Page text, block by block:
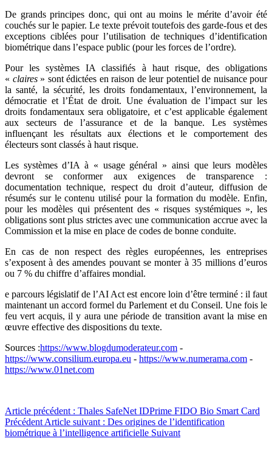
De grands principes donc, qui ont au moins le mérite d’avoir été
couchés sur le papier. Le texte prévoit toutefois des garde-fous et des
exceptions ciblées pour l’utilisation de techniques d’identification
biométrique dans l’espace public (pour les forces de l’ordre).
Pour les systèmes IA classifiés à haut risque, des obligations
« claires» sont édictées en raison de leur potentiel de nuisance pour
la santé, la sécurité, les droits fondamentaux, l’environnement, la
démocratie et l’État de droit. Une évaluation de l’impact sur les
droits fondamentaux sera obligatoire, et c’est applicable également
aux secteurs de l’assurance et de la banque. Les systèmes
influençant les résultats aux élections et le comportement des
électeurs sont classés à haut risque.
Les systèmes d’IA à « usage général » ainsi que leurs modèles
devront se conformer aux exigences de transparence :
documentation technique, respect du droit d’auteur, diffusion de
résumés sur le contenu utilisé pour la formation du modèle. Enfin,
pour les modèles qui présentent des « risques systémiques », les
obligations sont plus strictes avec une communication accrue avec la
Commission et la mise en place de codes de bonne conduite.
En cas de non respect des règles européennes, les entreprises
s’exposent à des amendes pouvant se monter à 35 millions d’euros
ou 7 % du chiffre d’affaires mondial.
e parcours législatif de l’AI Act est encore loin d’être terminé : il faut
maintenant un accord formel du Parlement et du Conseil. Une fois le
feu vert acquis, il y aura une période de transition avant la mise en
œuvre effective des dispositions du texte.
Sources :https://www.blogdumoderateur.com -
https://www.consilium.europa.eu - https://www.numerama.com -
https://www.01net.com
Article précédent : Thales SafeNet IDPrime FIDO Bio Smart Card
Précédent Article suivant : Des origines de l’identification
biométrique à l’intelligence artificielle Suivant